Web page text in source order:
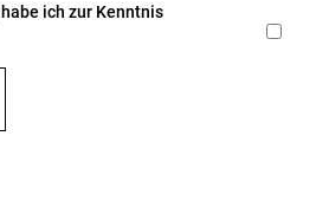
habe ich zur Kenntnis